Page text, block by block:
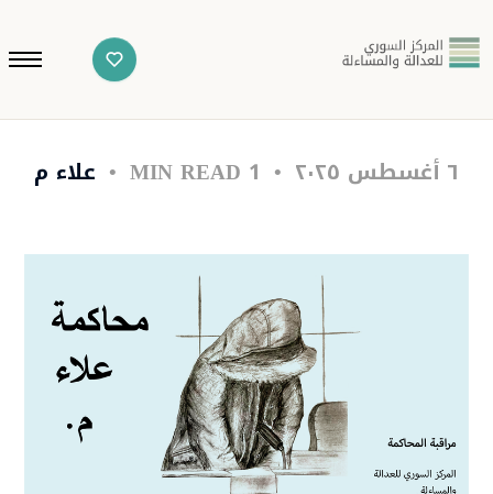
٦ أغسطس ٢٠٢٥ علاء م